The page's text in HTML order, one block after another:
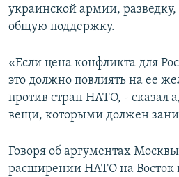
украинской армии,
общую поддержку.
«Если цена конфликта для
это должно повлиять на ее
против стран НАТО, - сказал
вещи, которыми должен
Говоря об аргументах
расширении НАТО на Восток